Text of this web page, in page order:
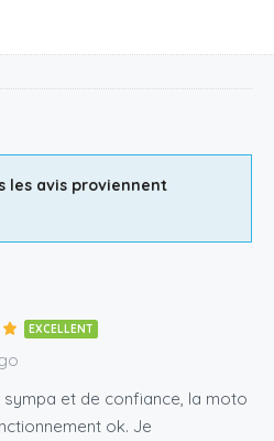
les avis proviennent
EXCELLENT
sympa et de confiance, la moto
ok. Je